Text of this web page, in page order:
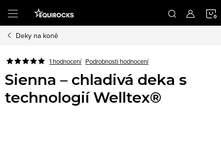
obsah
Deky na koně
1 hodnocení Podrobnosti hodnocení
Sienna – chladivá deka s
technologií Welltex®